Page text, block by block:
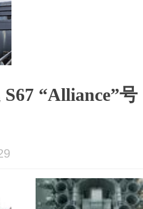
“Alliance”